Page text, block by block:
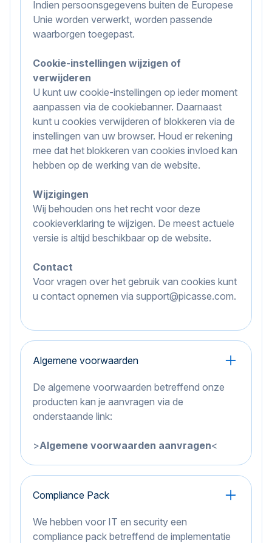
Indien persoonsgegevens buiten de Europese
Unie worden verwerkt, worden passende
waarborgen toegepast.
Cookie-instellingen wijzigen of
verwijderen
U kunt uw cookie-instellingen op ieder moment
aanpassen via de cookiebanner. Daarnaast
kunt u cookies verwijderen of blokkeren via de
instellingen van uw browser. Houd er rekening
mee dat het blokkeren van cookies invloed kan
hebben op de werking van de website.
Wijzigingen
Wij behouden ons het recht voor deze
cookieverklaring te wijzigen. De meest actuele
versie is altijd beschikbaar op de website.
Contact
Voor vragen over het gebruik van cookies kunt
u contact opnemen via support@picasse.com.
Algemene voorwaarden
De algemene voorwaarden betreffend onze
producten kan je aanvragen via de
onderstaande link:
>Algemene voorwaarden aanvragen<
Compliance Pack
We hebben voor IT en security een
compliance pack betreffend de implementatie